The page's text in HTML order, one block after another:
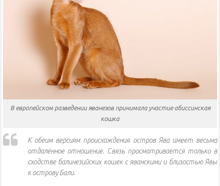
В европейском разведении яванезов принимала участие абиссинская
кошка
К обеим версиям происхождения остров Ява имеет весьма
отдалённое отношение. Связь просматривается только в
сходстве балинезийских кошек с яванскими и близостью Явы
к острову Бали.